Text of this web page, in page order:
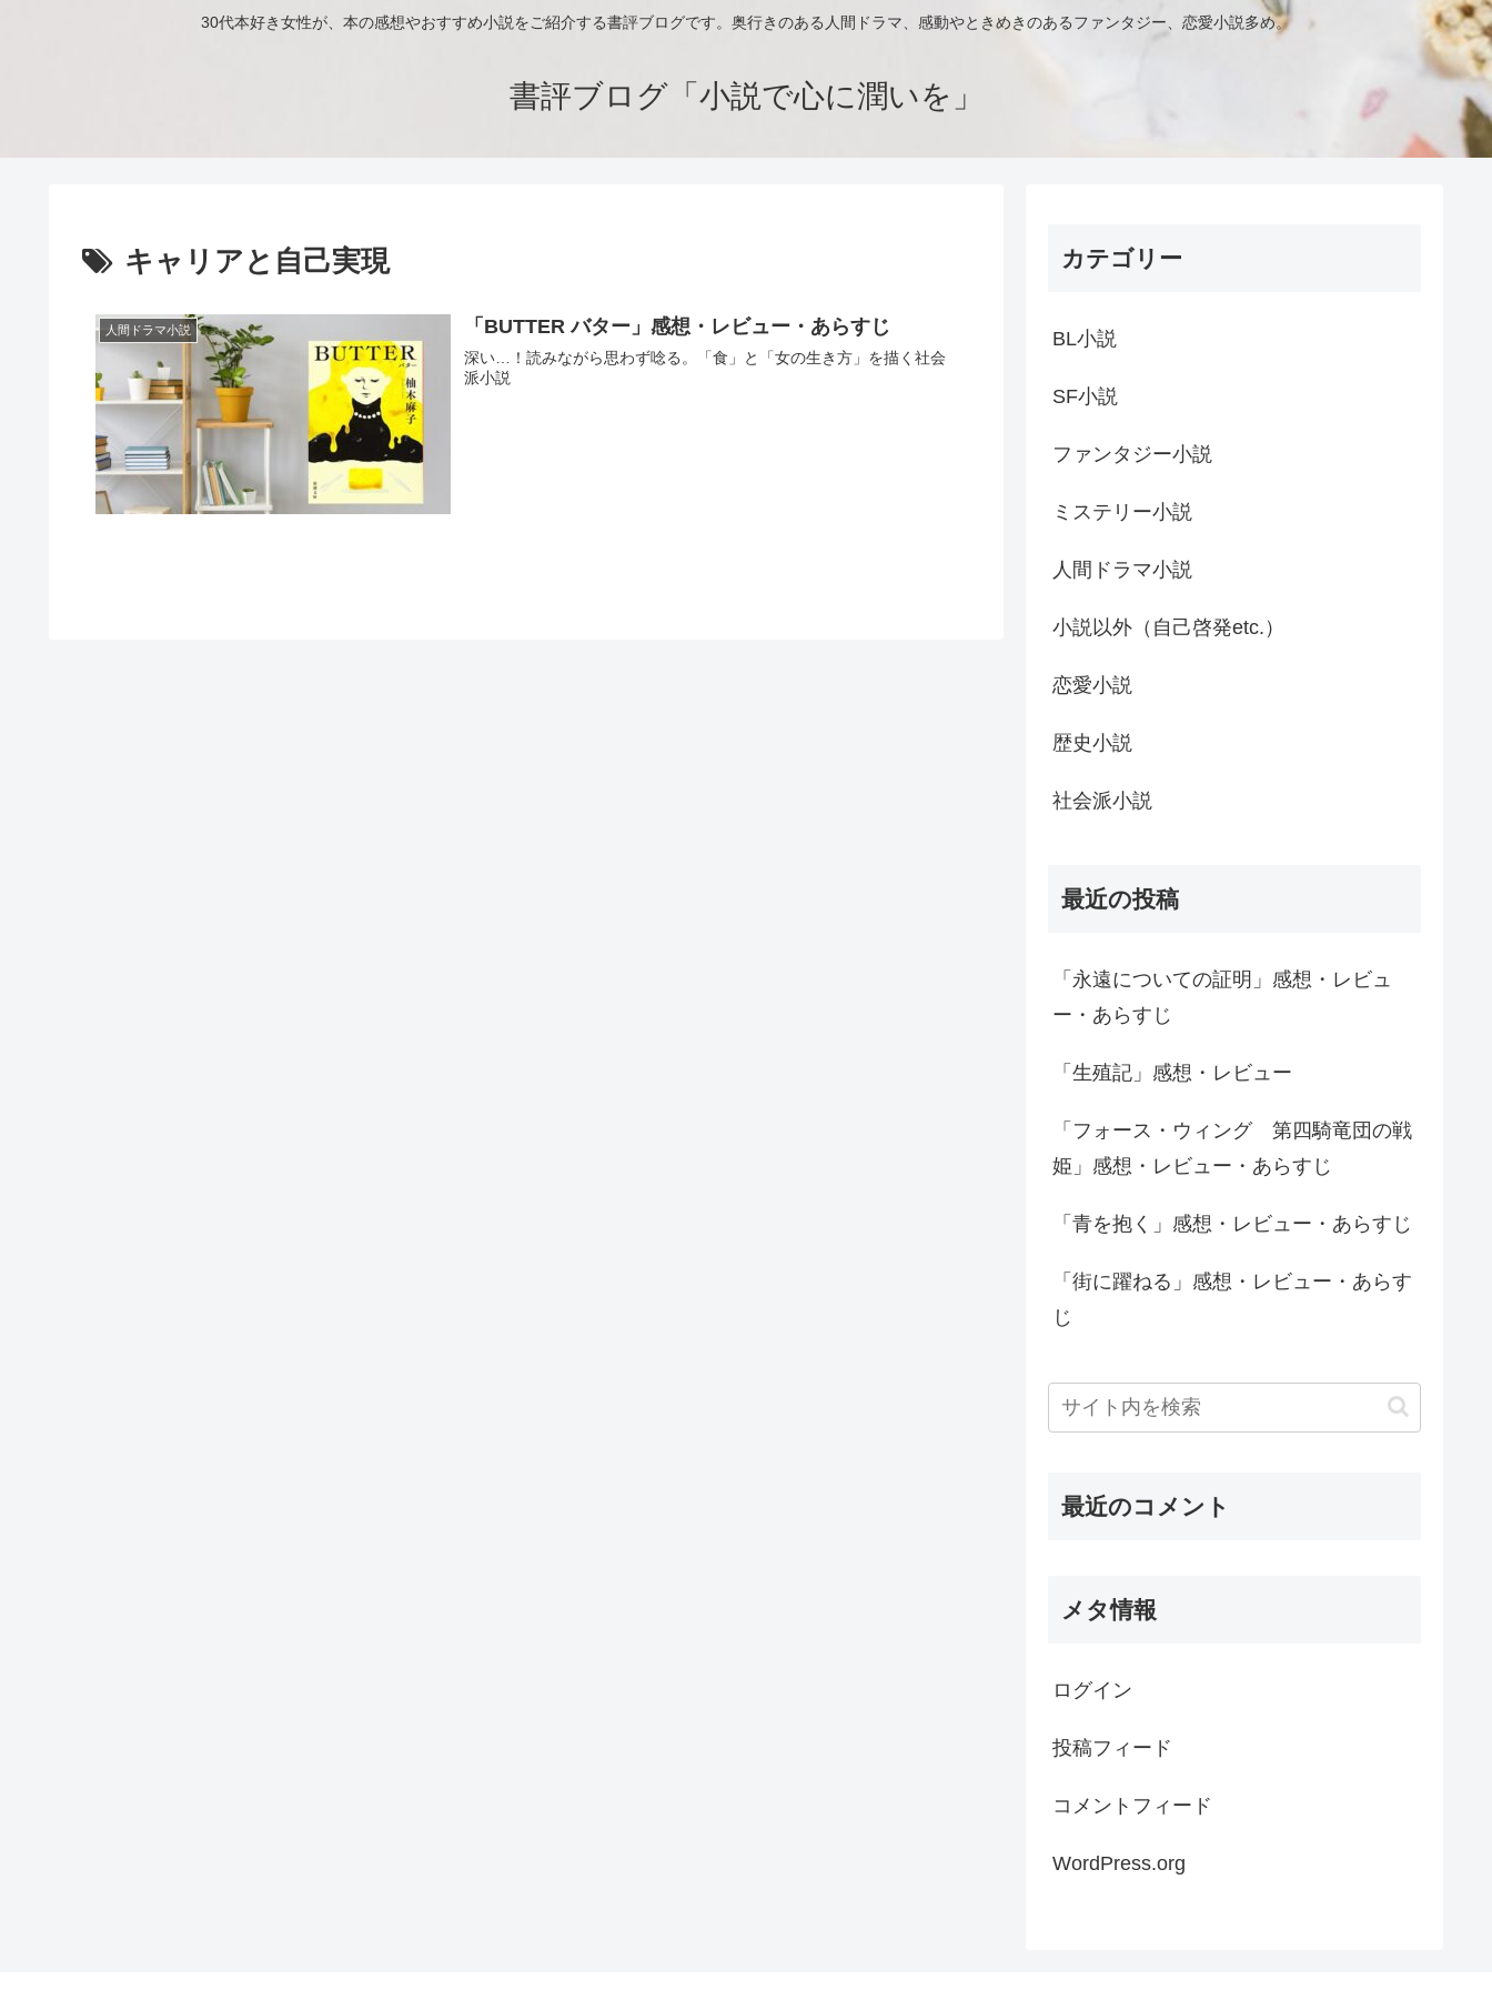
30代本好き女性が、本の感想やおすすめ小説をご紹介する書評ブログです。奥行きのある人間ドラマ、感動やときめきのあるファンタジー、恋愛小説多め。
書評ブログ「小説で心に潤いを」
キャリアと自己実現
人間ドラマ小説 「BUTTER バター」感想・レビュー・あらすじ
深い…！読みながら思わず唸る。「食」と「女の生き方」を描く社会
派小説
カテゴリー
BL小説
SF小説
ファンタジー小説
ミステリー小説
人間ドラマ小説
小説以外（自己啓発etc.）
恋愛小説
歴史小説
社会派小説
最近の投稿
「永遠についての証明」感想・レビュ
ー・あらすじ
「生殖記」感想・レビュー
「フォース・ウィング 第四騎竜団の戦
姫」感想・レビュー・あらすじ
「青を抱く」感想・レビュー・あらすじ
「街に躍ねる」感想・レビュー・あらす
じ
最近のコメント
メタ情報
ログイン
投稿フィード
コメントフィード
WordPress.org